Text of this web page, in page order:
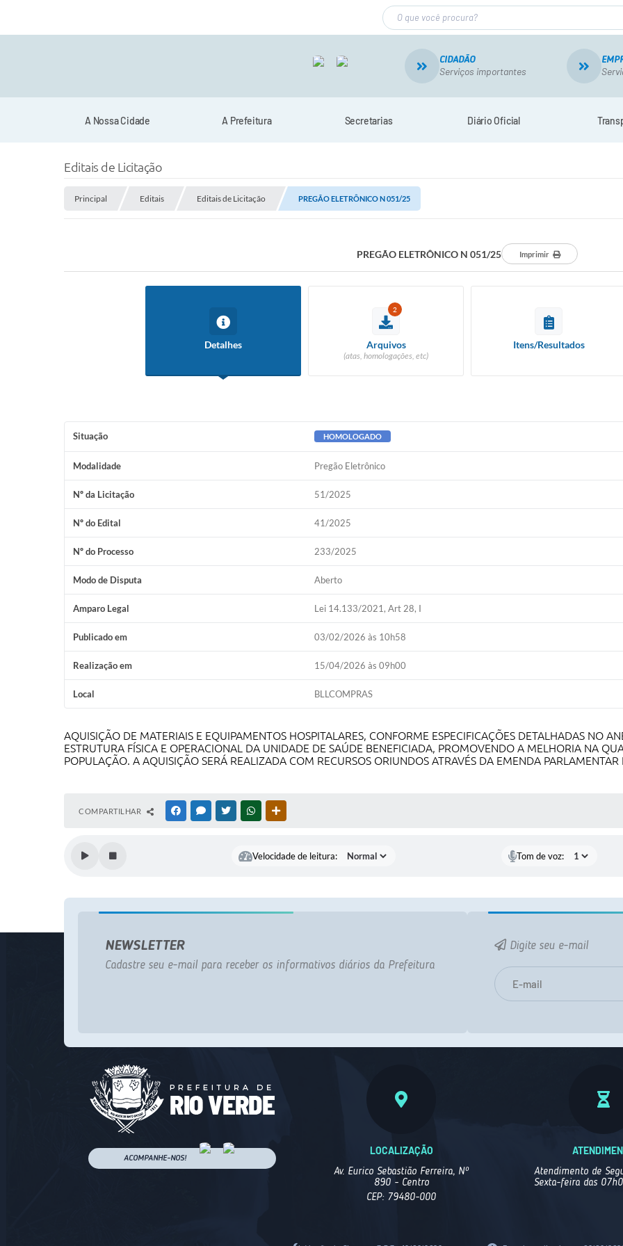
CIDADÃO
Serviços importantes
A Nossa Cidade A Prefeitura Secretarias Diário Oficial
Editais de Licitação
Principal Editais Editais de Licitação PREGÃO ELETRÔNICO N 051/25
PREGÃO ELETRÔNICO N 051/25 Imprimir
Detalhes
2
Arquivos
(atas, homologações, etc)
Itens/Resultados
Situação HOMOLOGADO
Modalidade Pregão Eletrônico
Nº da Licitação 51/2025
Nº do Edital 41/2025
Nº do Processo 233/2025
Modo de Disputa Aberto
Amparo Legal Lei 14.133/2021, Art 28, I
Publicado em 03/02/2026 às 10h58
Realização em 15/04/2026 às 09h00
Local BLLCOMPRAS
AQUISIÇÃO DE MATERIAIS E EQUIPAMENTOS HOSPITALARES, CONFORME ESPECIFICAÇÕES DETALHADAS NO
ESTRUTURA FÍSICA E OPERACIONAL DA UNIDADE DE SAÚDE BENEFICIADA, PROMOVENDO A MELHORIA NA
POPULAÇÃO. A AQUISIÇÃO SERÁ REALIZADA COM RECURSOS ORIUNDOS ATRAVÉS DA EMENDA
COMPARTILHAR FACEBOOKMESSENGER
TWITTERWHATSAPP
Velocidade de leitura: Tom de voz:
NEWSLETTER
Cadastre seu e-mail para receber os informativos diários da Prefeitura
Digite seu e-mail
ACOMPANHE-NOS!
LOCALIZAÇÃO
Av. Eurico Sebastião Ferreira, Nº
890 - Centro
CEP: 79480-000
Atendimento de
Sexta-feira das